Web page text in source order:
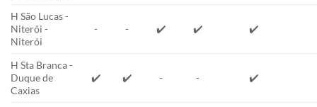
H São Lucas -
Niterói -
Niterói
- - ✔️ ✔️ ✔️
H Sta Branca -
Duque de
Caxias
✔️ ✔️ - - ✔️